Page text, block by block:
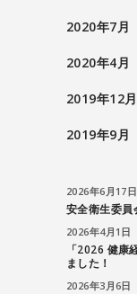
2020年7月
2020年4月
2019年12月
2019年9月
2026年6月17日
安全衛生委
2026年4月1日
「2026 健康
ました！
2026年3月6日